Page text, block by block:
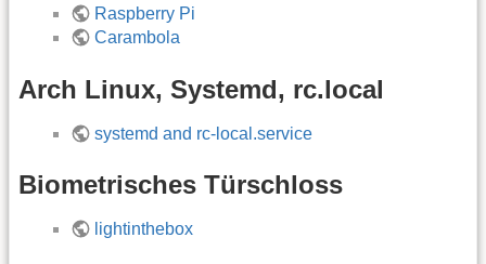
Raspberry Pi
Carambola
Arch Linux, Systemd, rc.local
systemd and rc-local.service
Biometrisches Türschloss
lightinthebox